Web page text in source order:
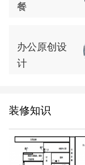
餐
办公原创设
计
装修知识